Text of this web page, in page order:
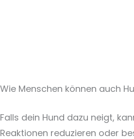
Wie Menschen können auch
Falls dein Hund dazu neigt,
Reaktionen reduzieren oder